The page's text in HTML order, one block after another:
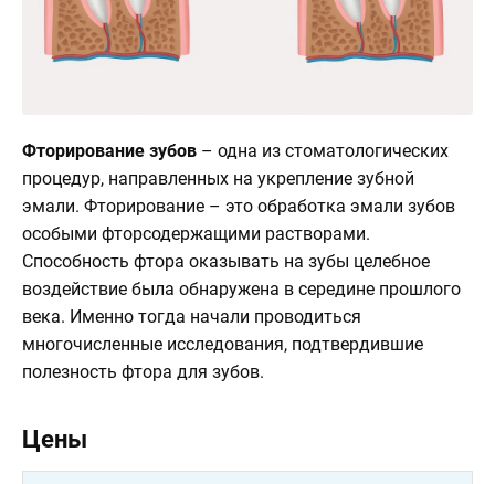
Фторирование зубов – одна из стоматологических
процедур, направленных на укрепление зубной
эмали. Фторирование – это обработка эмали зубов
особыми фторсодержащими растворами.
Способность фтора оказывать на зубы целебное
воздействие была обнаружена в середине прошлого
века. Именно тогда начали проводиться
многочисленные исследования, подтвердившие
полезность фтора для зубов.
Цены
клинике
3d
Тур
по
клинике